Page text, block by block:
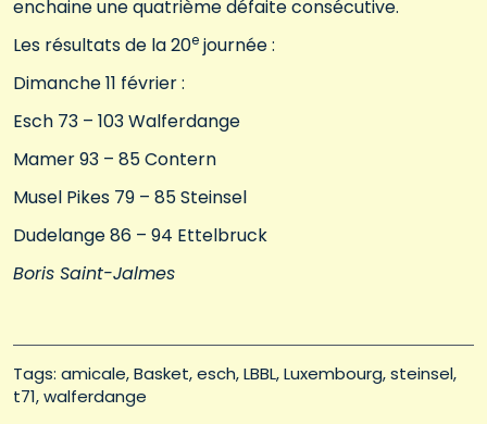
enchaine une quatrième défaite consécutive.
Les résultats de la 20e journée :
Dimanche 11 février :
Esch 73 – 103 Walferdange
Mamer 93 – 85 Contern
Musel Pikes 79 – 85 Steinsel
Dudelange 86 – 94 Ettelbruck
Boris Saint-Jalmes
Tags: amicale Basket esch LBBL Luxembourg steinsel
t71 walferdange